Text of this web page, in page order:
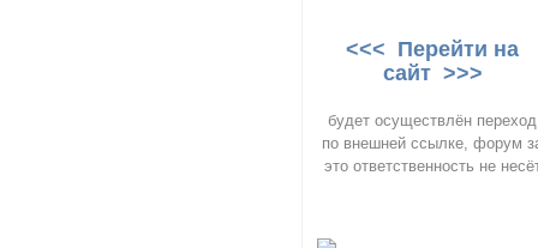
<<< Перейти на
сайт >>>
будет осуществлён переход
по внешней ссылке, форум
это ответственность не